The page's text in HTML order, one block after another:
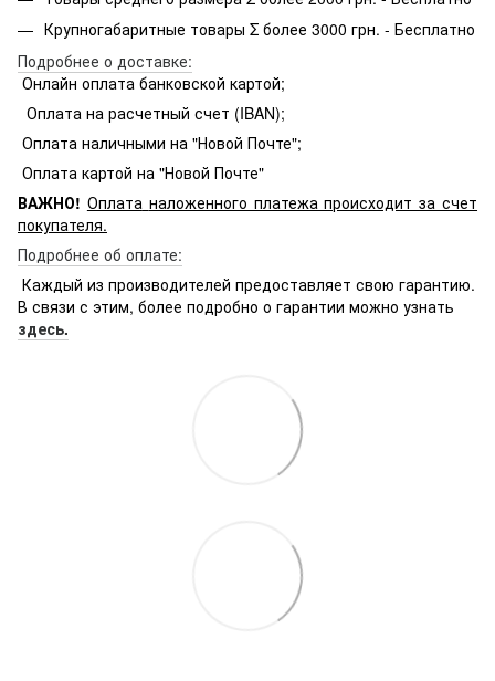
Крупногабаритные товары Σ более 3000 грн. - Бесплатно
Подробнее о доставке:
Онлайн оплата банковской картой;
Оплата на расчетный счет (IBAN);
Оплата наличными на "Новой Почте";
Оплата картой на "Новой Почте"
ВАЖНО! Оплата наложенного платежа происходит за счет
покупателя.
Подробнее об оплате:
Каждый из производителей предоставляет свою гарантию.
В связи с этим, более подробно о гарантии можно узнать
здесь.